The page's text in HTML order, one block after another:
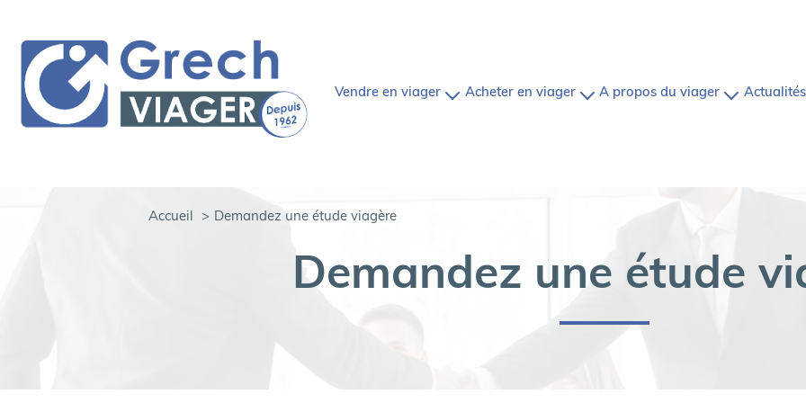
vendre en viager acheter en viager
sous compromis
a propos du viager actualités
Accueil Demandez une étude viagère
Demandez une étude